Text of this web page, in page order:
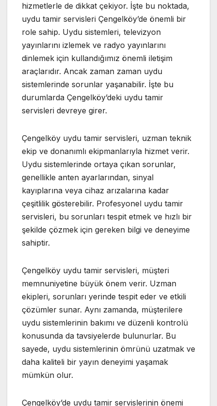
hizmetlerle de dikkat çekiyor. İşte bu noktada,
uydu tamir servisleri Çengelköy’de önemli bir
role sahip. Uydu sistemleri, televizyon
yayınlarını izlemek ve radyo yayınlarını
dinlemek için kullandığımız önemli iletişim
araçlarıdır. Ancak zaman zaman uydu
sistemlerinde sorunlar yaşanabilir. İşte bu
durumlarda Çengelköy’deki uydu tamir
servisleri devreye girer.
Çengelköy uydu tamir servisleri, uzman teknik
ekip ve donanımlı ekipmanlarıyla hizmet verir.
Uydu sistemlerinde ortaya çıkan sorunlar,
genellikle anten ayarlarından, sinyal
kayıplarına veya cihaz arızalarına kadar
çeşitlilik gösterebilir. Profesyonel uydu tamir
servisleri, bu sorunları tespit etmek ve hızlı bir
şekilde çözmek için gereken bilgi ve deneyime
sahiptir.
Çengelköy uydu tamir servisleri, müşteri
memnuniyetine büyük önem verir. Uzman
ekipleri, sorunları yerinde tespit eder ve etkili
çözümler sunar. Aynı zamanda, müşterilere
uydu sistemlerinin bakımı ve düzenli kontrolü
konusunda da tavsiyelerde bulunurlar. Bu
sayede, uydu sistemlerinin ömrünü uzatmak ve
daha kaliteli bir yayın deneyimi yaşamak
mümkün olur.
Çengelköy’de uydu tamir servislerinin önemi